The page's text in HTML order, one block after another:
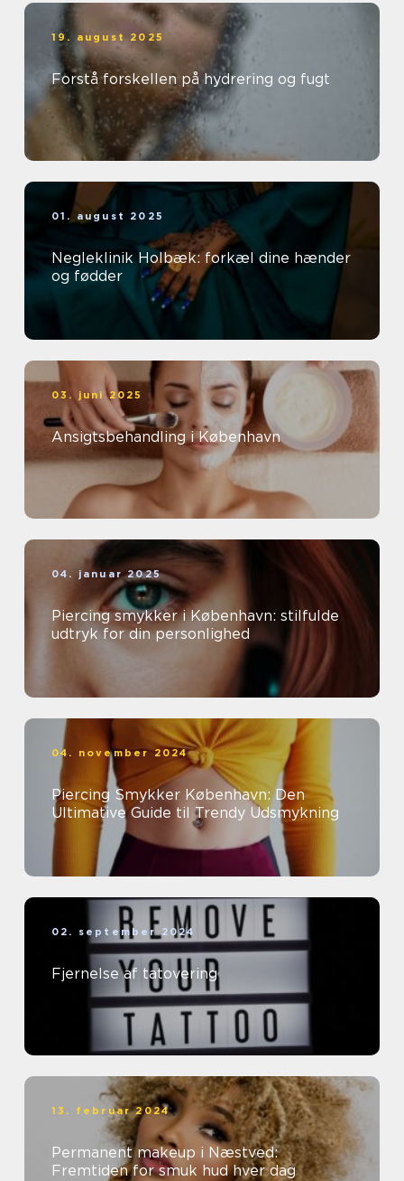
19. august 2025
Forstå forskellen på hydrering og fugt
01. august 2025
Negleklinik Holbæk: forkæl dine hænder
og fødder
03. juni 2025
Ansigtsbehandling i København
04. januar 2025
Piercing smykker i København: stilfulde
udtryk for din personlighed
04. november 2024
Piercing Smykker København: Den
Ultimative Guide til Trendy Udsmykning
02. september 2024
Fjernelse af tatovering
13. februar 2024
Permanent makeup i Næstved:
Fremtiden for smuk hud hver dag